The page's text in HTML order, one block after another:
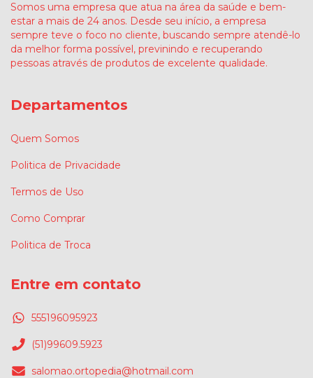
Somos uma empresa que atua na área da saúde e bem-
estar a mais de 24 anos. Desde seu início, a empresa
sempre teve o foco no cliente, buscando sempre atendê-lo
da melhor forma possível, previnindo e recuperando
pessoas através de produtos de excelente qualidade.
Departamentos
Quem Somos
Politica de Privacidade
Termos de Uso
Como Comprar
Politica de Troca
Entre em contato
555196095923
(51)99609.5923
salomao.ortopedia@hotmail.com